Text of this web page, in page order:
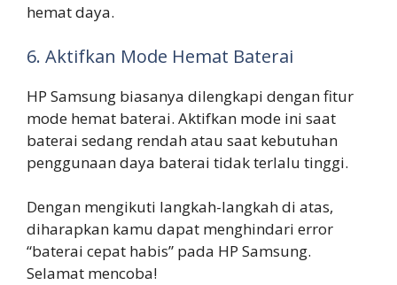
hemat daya.
6. Aktifkan Mode Hemat Baterai
HP Samsung biasanya dilengkapi dengan fitur
mode hemat baterai. Aktifkan mode ini saat
baterai sedang rendah atau saat kebutuhan
penggunaan daya baterai tidak terlalu tinggi.
Dengan mengikuti langkah-langkah di atas,
diharapkan kamu dapat menghindari error
“baterai cepat habis” pada HP Samsung.
Selamat mencoba!